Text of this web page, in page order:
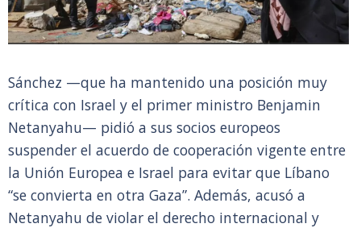
Sánchez —que ha mantenido una posición muy
crítica con Israel y el primer ministro Benjamin
Netanyahu— pidió a sus socios europeos
suspender el acuerdo de cooperación vigente entre
la Unión Europea e Israel para evitar que Líbano
“se convierta en otra Gaza”. Además, acusó a
Netanyahu de violar el derecho internacional y